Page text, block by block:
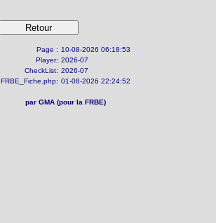
Page : 10-08-2026 06:18:53
Player: 2026-07
CheckList: 2026-07
FRBE_Fiche.php: 01-08-2026 22:24:52
par GMA (pour la FRBE)